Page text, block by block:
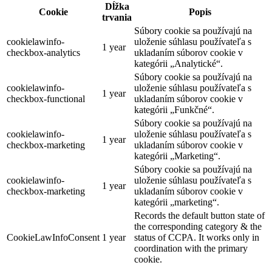
Cookie
Dĺžka
trvania
Popis
cookielawinfo-
checkbox-analytics
1 year
Súbory cookie sa používajú na
uloženie súhlasu používateľa s
ukladaním súborov cookie v
kategórii „Analytické“.
cookielawinfo-
checkbox-functional
1 year
Súbory cookie sa používajú na
uloženie súhlasu používateľa s
ukladaním súborov cookie v
kategórii „Funkčné“.
cookielawinfo-
checkbox-marketing
1 year
Súbory cookie sa používajú na
uloženie súhlasu používateľa s
ukladaním súborov cookie v
kategórii „Marketing“.
cookielawinfo-
checkbox-marketing
1 year
Súbory cookie sa používajú na
uloženie súhlasu používateľa s
ukladaním súborov cookie v
kategórii „marketing“.
CookieLawInfoConsent 1 year
Records the default button state of
the corresponding category & the
status of CCPA. It works only in
coordination with the primary
cookie.